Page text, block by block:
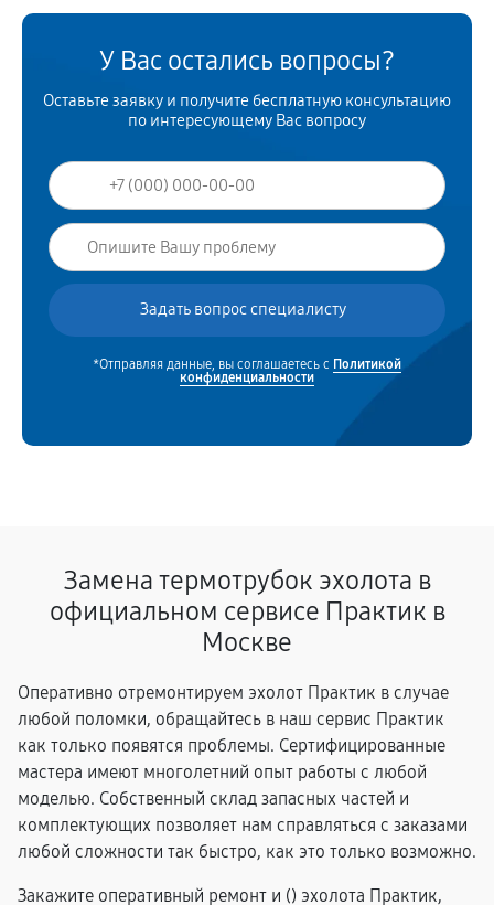
У Вас остались вопросы?
Оставьте заявку и получите бесплатную консультацию
по интересующему Вас вопросу
*Отправляя данные, вы соглашаетесь с Политикой
конфиденциальности
Замена термотрубок эхолота в
официальном сервисе Практик в
Москве
Оперативно отремонтируем эхолот Практик в случае
любой поломки, обращайтесь в наш сервис Практик
как только появятся проблемы. Сертифицированные
мастера имеют многолетний опыт работы с любой
моделью. Собственный склад запасных частей и
комплектующих позволяет нам справляться с заказами
любой сложности так быстро, как это только возможно.
Закажите оперативный ремонт и () эхолота Практик,